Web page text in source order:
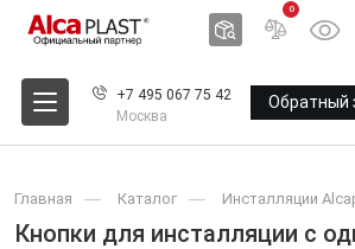
0
+7 495 067 75 42
Москва
Обратный
Главная Каталог Инсталляции
Кнопки для инсталляции с